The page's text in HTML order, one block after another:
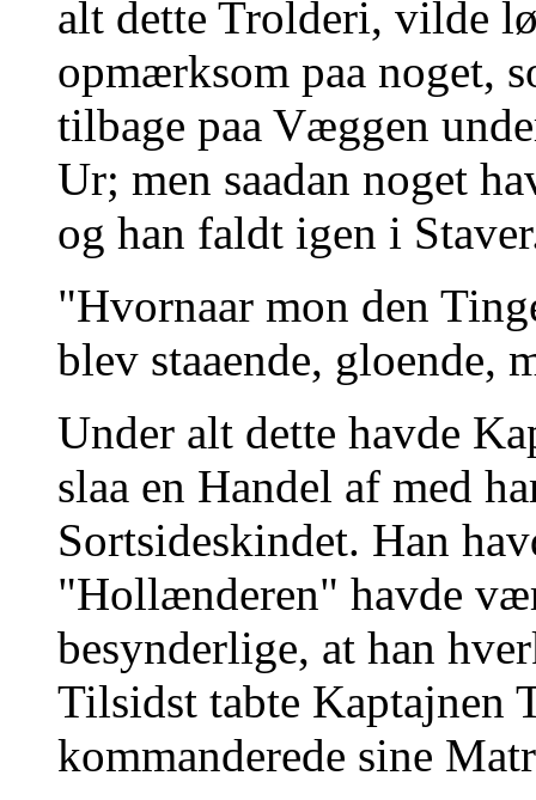
alt dette Trolderi, vilde
opmærksom paa noget,
tilbage paa Væggen
Ur; men saadan noget
og han faldt igen i
"Hvornaar mon den
blev staaende, gloende,
Under alt dette havde
slaa en Handel af med
Sortsideskindet. Han
"Hollænderen" havde
besynderlige, at han
Tilsidst tabte Kaptajnen
kommanderede sine